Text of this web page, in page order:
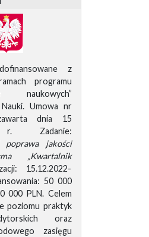
z
programu
naukowych”
Umowa nr
dnia 15
Zadanie:
poprawa jakości
„Kwartalnik
15.12.2022-
50 000
000 PLN. Celem
poziomu praktyk
oraz
zasięgu